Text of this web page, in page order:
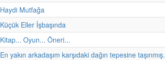
Haydi Mutfağa
Küçük Eller İşbaşında
Kitap... Oyun... Öneri...
En yakın arkadaşım karşıdaki dağın tepesine taşınmış.